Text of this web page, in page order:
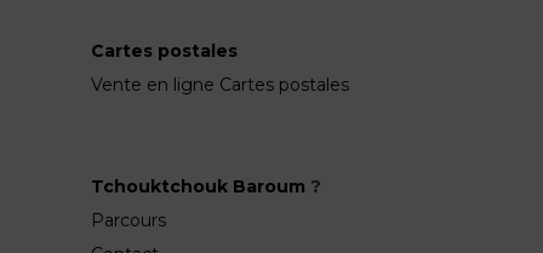
Cartes postales
Vente en ligne Cartes postales
Tchouktchouk Baroum ?
Parcours